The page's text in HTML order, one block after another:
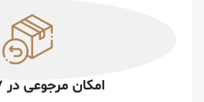
امکان مرجوعی در ۷ روز اول